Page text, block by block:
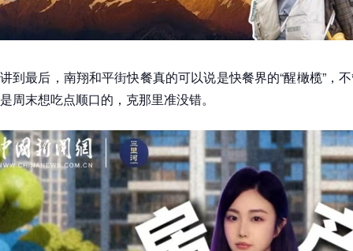
讲到最后，南翔和平街快餐真的可以说是快餐界的“醒橄榄”，
是周末想吃点顺口的，克那里准没错。